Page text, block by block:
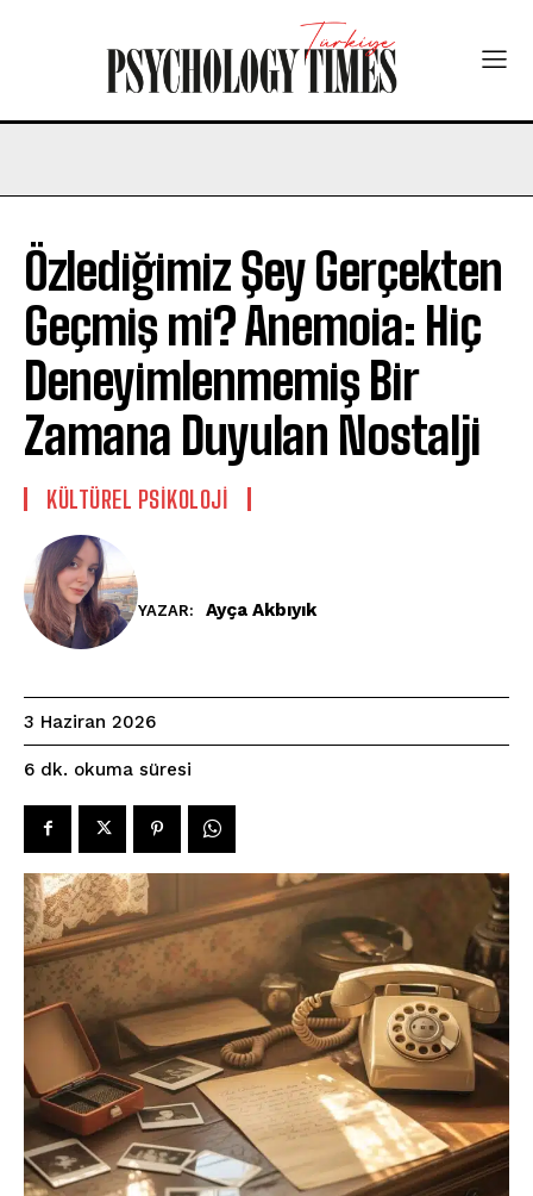
Özlediğimiz Şey Gerçekten
Geçmiş mi? Anemoia: Hiç
Deneyimlenmemiş Bir
Zamana Duyulan Nostalji
KÜLTÜREL PSIKOLOJI
YAZAR: Ayça Akbıyık
3 Haziran 2026
6 dk. okuma süresi